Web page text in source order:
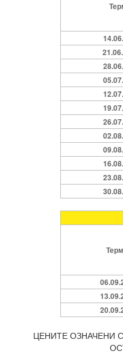
ЦЕНИТЕ ОЗНАЧЕНИ